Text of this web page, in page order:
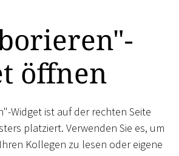
öffnen
Widget ist auf der rechten Seite
platziert. Verwenden Sie es, um
Kollegen zu lesen oder eigene